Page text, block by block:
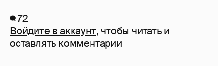
72
Войдите в аккаунт, чтобы читать и
оставлять комментарии